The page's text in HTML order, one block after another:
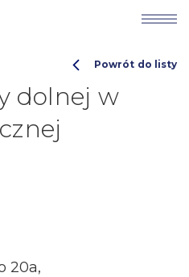
dolnej w
Powrót do listy
20a,